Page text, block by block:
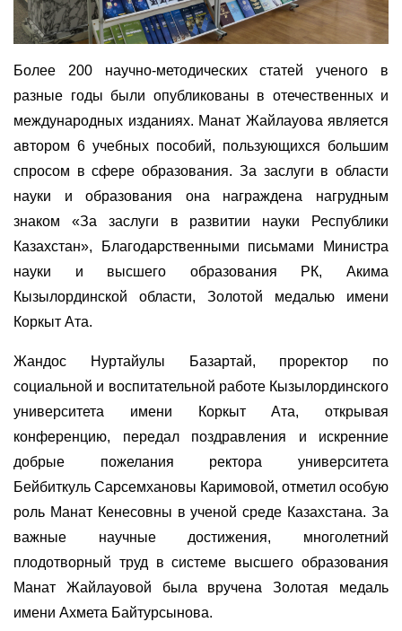
Более 200 научно-методических статей ученого в
разные годы были опубликованы в отечественных и
международных изданиях. Манат Жайлауова является
автором 6 учебных пособий, пользующихся большим
спросом в сфере образования. За заслуги в области
науки и образования она награждена нагрудным
знаком «За заслуги в развитии науки Республики
Казахстан», Благодарственными письмами Министра
науки и высшего образования РК, Акима
Кызылординской области, Золотой медалью имени
Коркыт Ата.
Жандос Нуртайулы Базартай, проректор по
социальной и воспитательной работе Кызылординского
университета имени Коркыт Ата, открывая
конференцию, передал поздравления и искренние
добрые пожелания ректора университета
Бейбиткуль Сарсемхановы Каримовой, отметил особую
роль Манат Кенесовны в ученой среде Казахстана. За
важные научные достижения, многолетний
плодотворный труд в системе высшего образования
Манат Жайлауовой была вручена Золотая медаль
имени Ахмета Байтурсынова.